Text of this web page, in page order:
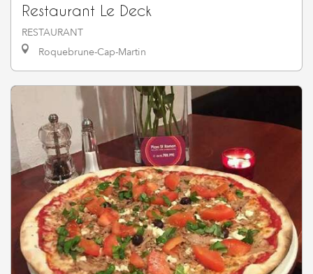
Restaurant Le Deck
RESTAURANT
Roquebrune-Cap-Martin